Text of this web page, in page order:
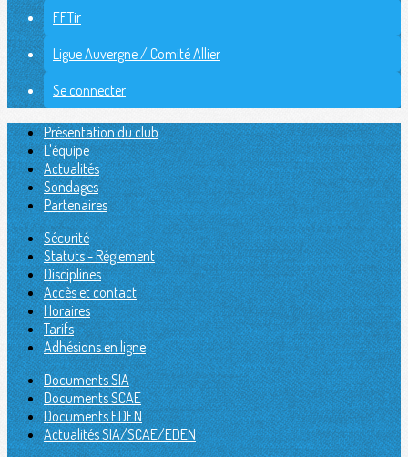
FFTir
Ligue Auvergne / Comité Allier
Se connecter
Présentation du club
L'équipe
Actualités
Sondages
Partenaires
Sécurité
Statuts - Réglement
Disciplines
Accès et contact
Horaires
Tarifs
Adhésions en ligne
Documents SIA
Documents SCAE
Documents EDEN
Actualités SIA/SCAE/EDEN